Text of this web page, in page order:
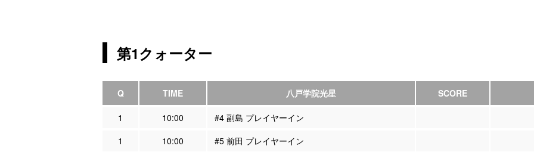
第1クォーター
Q TIME 八戸学院光星 SCORE
1 10:00
#4 副島 プレイヤーイン
1
10:00
#5 前田 プレイヤーイン